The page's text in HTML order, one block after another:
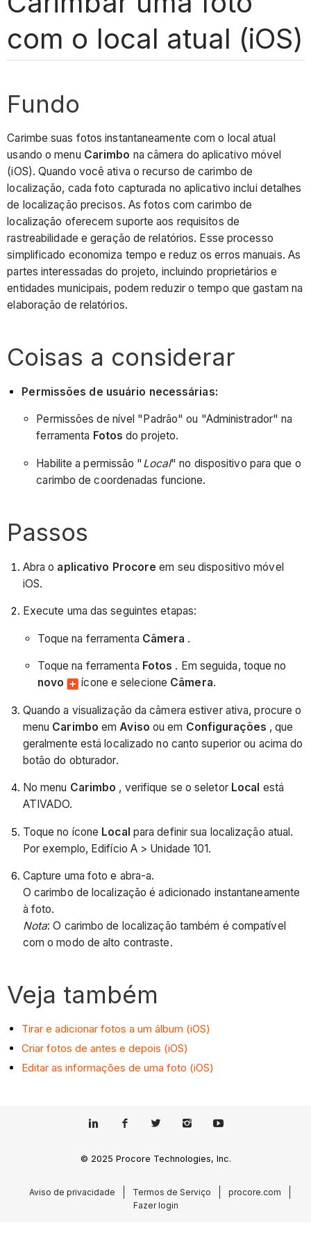
com o local atual (iOS)
Fundo
Carimbe suas fotos instantaneamente com o local atual
usando o menu Carimbo na câmera do aplicativo móvel
(iOS). Quando você ativa o recurso de carimbo de
localização, cada foto capturada no aplicativo inclui detalhes
de localização precisos. As fotos com carimbo de
localização oferecem suporte aos requisitos de
rastreabilidade e geração de relatórios. Esse processo
simplificado economiza tempo e reduz os erros manuais. As
partes interessadas do projeto, incluindo proprietários e
entidades municipais, podem reduzir o tempo que gastam na
elaboração de relatórios.
Coisas a considerar
Permissões de usuário necessárias:
Permissões de nível "Padrão" ou "Administrador" na
ferramenta Fotos do projeto.
Habilite a permissão " Local" no dispositivo para que o
carimbo de coordenadas funcione.
Passos
Abra o aplicativo Procore em seu dispositivo móvel
iOS.
Execute uma das seguintes etapas:
Toque na ferramenta Câmera .
Toque na ferramenta Fotos . Em seguida, toque no
novo
ícone e selecione Câmera.
Quando a visualização da câmera estiver ativa, procure o
menu Carimbo emAviso ou em Configurações , que
geralmente está localizado no canto superior ou acima do
botão do obturador.
No menu Carimbo , verifique se o seletor Local está
ATIVADO.
Toque no ícone Local para definir sua localização atual.
Por exemplo, Edifício A > Unidade 101.
Capture uma foto e abra-a.
O carimbo de localização é adicionado instantaneamente
à foto.
Nota: O carimbo de localização também é compatível
com o modo de alto contraste.
Veja também
Tirar e adicionar fotos a um álbum (iOS)
Criar fotos de antes e depois (iOS)
Editar as informações de uma foto (iOS)
© 2025 Procore Technologies, Inc.
Aviso de privacidade Termos de Serviço
procore.com
Fazer login